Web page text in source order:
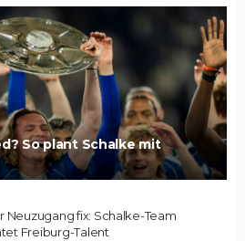
So plant Schalke mit
Neuzugang fix: Schalke-Team
Freiburg-Talent